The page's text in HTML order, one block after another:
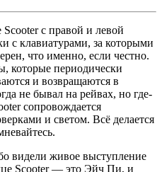
Scooter с правой и левой
с клавиатурами, за которыми
что именно, если честно.
периодически
и возвращаются в
не бывал на рейвах, но где-
сопровождается
и светом. Всё делается
видели живое выступление
Scooter — это Эйч Пи, и